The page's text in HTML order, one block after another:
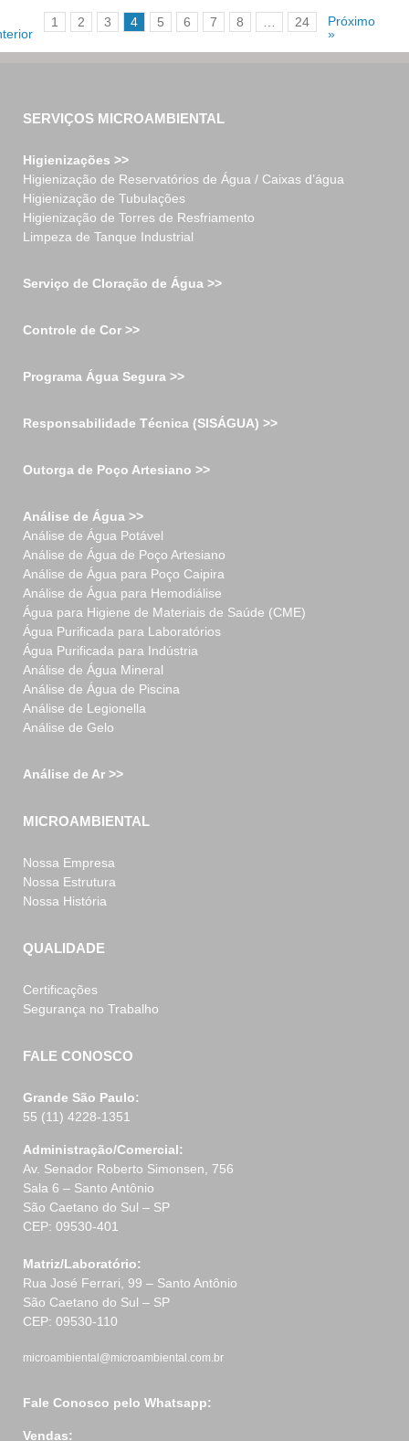
1 2 3 4 5 6 7 8 24
Próximo
»
SERVIÇOS MICROAMBIENTAL
Higienizações >>
Higienização de Reservatórios de Água / Caixas d’água
Higienização de Tubulações
Higienização de Torres de Resfriamento
Limpeza de Tanque Industrial
Serviço de Cloração de Água >>
Controle de Cor >>
Programa Água Segura >>
Responsabilidade Técnica (SISÁGUA) >>
Outorga de Poço Artesiano >>
Análise de Água >>
Análise de Água Potável
Análise de Água de Poço Artesiano
Análise de Água para Poço Caipira
Análise de Água para Hemodiálise
Água para Higiene de Materiais de Saúde (CME)
Água Purificada para Laboratórios
Água Purificada para Indústria
Análise de Água Mineral
Análise de Água de Piscina
Análise de Legionella
Análise de Gelo
Análise de Ar >>
MICROAMBIENTAL
Nossa Empresa
Nossa Estrutura
Nossa História
QUALIDADE
Certificações
Segurança no Trabalho
FALE CONOSCO
Grande São Paulo:
55 (11) 4228-1351
Administração/Comercial:
Av. Senador Roberto Simonsen, 756
Sala 6 – Santo Antônio
São Caetano do Sul – SP
CEP: 09530-401
Matriz/Laboratório:
Rua José Ferrari, 99 – Santo Antônio
São Caetano do Sul – SP
CEP: 09530-110
microambiental@microambiental.com.br
Fale Conosco pelo Whatsapp:
Vendas: